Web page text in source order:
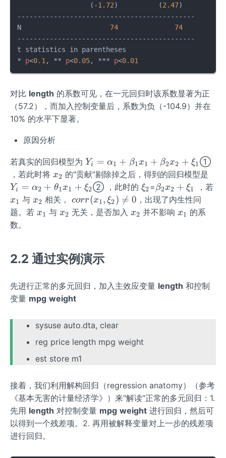
                  (-
1.72)          (2.47)
--------------------------------------------
N 74
74
--------------------------------------------
t statistics in parentheses
* p<0.1 , ** p<0.05, *** p<0.01
对比 length 的系数可见，在一元回归时该系数显著为正
（57.2），而加入控制变量后，系数为负（-104.9）并在
10% 的水平下显著。
原因分析
若真实的回归模型为 Y
_i
=
\a
lp
ha
\b
et
1x
\b
a_
+
\x
i_
1
Yi = α1 + β1x1 + β2x2 + ξ1①
，若此时将 x
_
2
x2 的"贡献"剔除掉之后，得到的回归模型是
_i
he
2
Yi = α2 + θ1x1 + ξ2② ，此时的 \x
i_
2
ξ2 =\b
et
a_
β2x2 + ξ1 ，若
x
_
1
x1 与 x
_
x2 相关， corr
(x_
q 0
corr(x1, ξ2 ) 
= 0 ，出现了内生性问
题。若 x
x1 与 x
x2 无关，是否加入 x
x2 并不影响 x
x1 的系
数。
2.2 通过实例演示
先进行正常的多元回归，加入主效应变量 length 和控制
变量 mpg weight
sysuse auto.dta, clear
reg price length mpg weight
est store m1
接着，我们利用解构回归（regression anatomy）（参考
《基本无害的计量经济学》）来"解读"正常的多元回归：1.
先用 length 对控制变量 mpg weight 进行回归，然后可
以得到一个残差项。2. 再用被解释变量对上一步的残差项
进行回归。